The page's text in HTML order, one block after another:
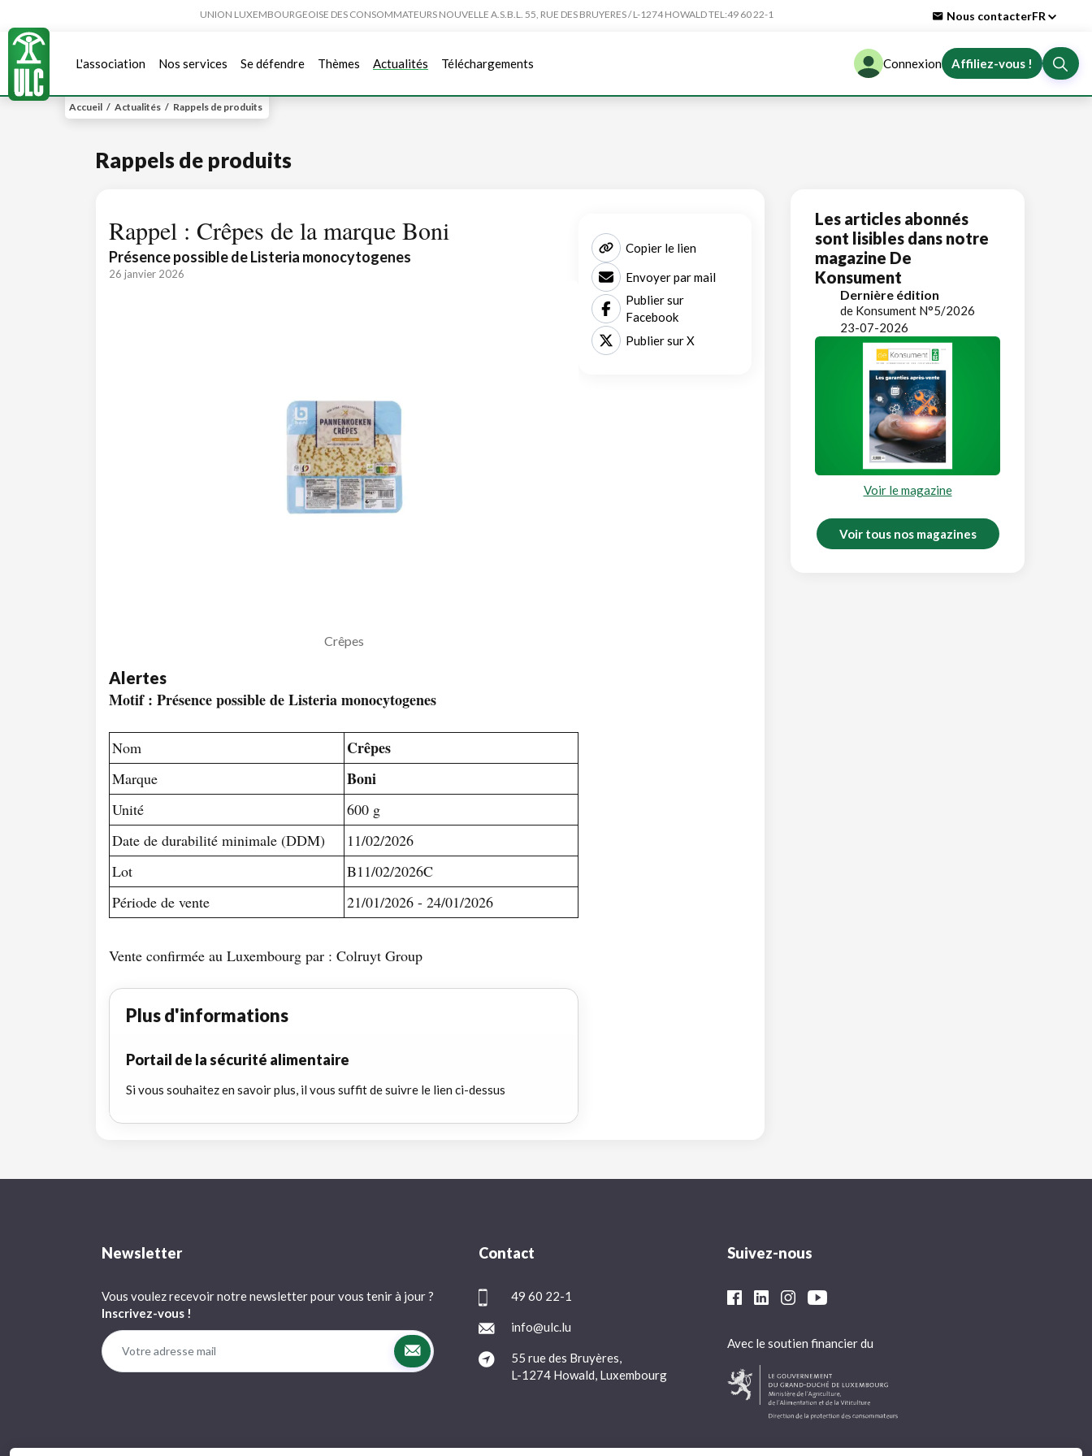
UNION LUXEMBOURGEOISE DES CONSOMMATEURS NOUVELLE A.S.B.L. 55, RUE DES BRUYERES / L-1274 HOWALD TEL:49 60 22-1 Nous contacterFR
L'association Nos services Se défendre Thèmes Actualités Téléchargements Connexion Affiliez-vous !
Accueil / Actualités / Rappels de produits
Rappels de produits
Rappel : Crêpes de la marque Boni
Présence possible de Listeria monocytogenes
26 janvier 2026
Crêpes
Alertes
Motif : Présence possible de Listeria monocytogenes
Nom Crêpes
Marque Boni
Unité
600 g
Date de durabilité minimale (DDM)
11/02/2026
Lot
B11/02/2026C
Période de vente
21/01/2026 - 24/01/2026
Vente confirmée au Luxembourg par : Colruyt Group
Plus d'informations
Portail de la sécurité alimentaire
Si vous souhaitez en savoir plus, il vous suffit de suivre le lien ci-dessus
Copier le lien
Envoyer par mail
Publier sur
Facebook
Publier sur X
Les articles abonnés
sont lisibles dans notre
magazine De
Konsument
Dernière édition
de Konsument N°5/2026
23-07-2026
Voir le magazine
Voir tous nos magazines
Newsletter
Vous voulez recevoir notre newsletter pour vous tenir à jour ?
Inscrivez-vous !
Contact
49 60 22-1
info@ulc.lu
55 rue des Bruyères,
L-1274 Howald, Luxembourg
Suivez-nous
Avec le soutien financier du